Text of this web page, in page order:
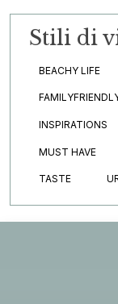
Stili di
BEACHY LIFE
INSPIRATIONS
MUST HAVE
TASTE